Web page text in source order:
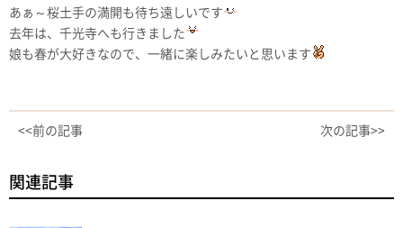
あぁ～桜土手の満開も待ち遠しいです
去年は、千光寺へも行きました
娘も春が大好きなので、一緒に楽しみたいと思います
<<前の記事 次の記事>>
関連記事